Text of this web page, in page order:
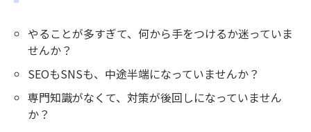
やることが多すぎて、何から手をつけるか迷っていま
せんか？
SEOもSNSも、中途半端になっていませんか？
専門知識がなくて、対策が後回しになっていません
か？